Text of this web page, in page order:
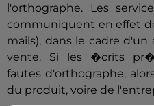
l'orthographe. Les
communiquent en effet
mails), dans le cadre
vente. Si les �crits
fautes d'orthographe,
du produit, voire de